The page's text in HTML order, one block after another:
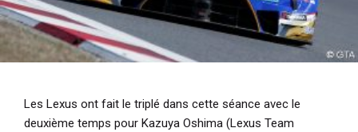
Les Lexus ont fait le triplé dans cette séance avec le
deuxième temps pour Kazuya Oshima (Lexus Team